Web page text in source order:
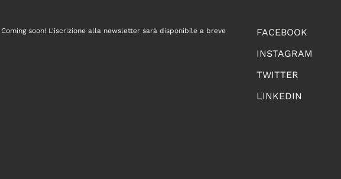
FACEBOOK
INSTAGRAM
TWITTER
LINKEDIN
Coming soon! L'iscrizione alla newsletter sarà disponibile a breve